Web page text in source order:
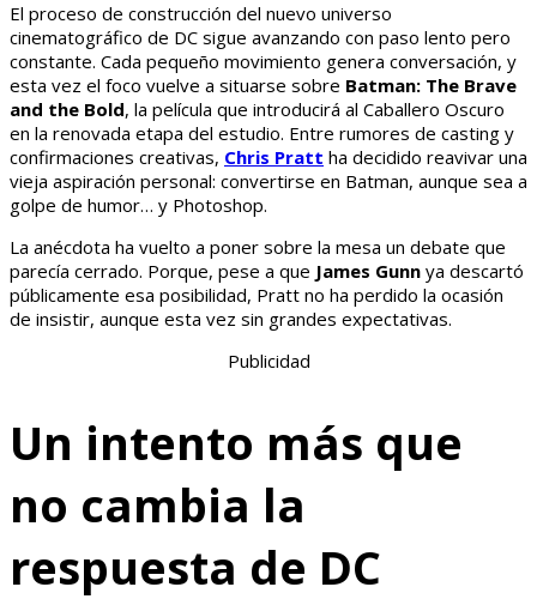
El proceso de construcción del nuevo universo
cinematográfico de DC sigue avanzando con paso lento pero
constante. Cada pequeño movimiento genera conversación, y
esta vez el foco vuelve a situarse sobre Batman: The Brave
and the Bold, la película que introducirá al Caballero Oscuro
en la renovada etapa del estudio. Entre rumores de casting y
confirmaciones creativas, Chris Pratt ha decidido reavivar una
vieja aspiración personal: convertirse en Batman, aunque sea a
golpe de humor… y Photoshop.
La anécdota ha vuelto a poner sobre la mesa un debate que
parecía cerrado. Porque, pese a que James Gunn ya descartó
públicamente esa posibilidad, Pratt no ha perdido la ocasión
de insistir, aunque esta vez sin grandes expectativas.
Publicidad
Un intento más que
no cambia la
respuesta de DC